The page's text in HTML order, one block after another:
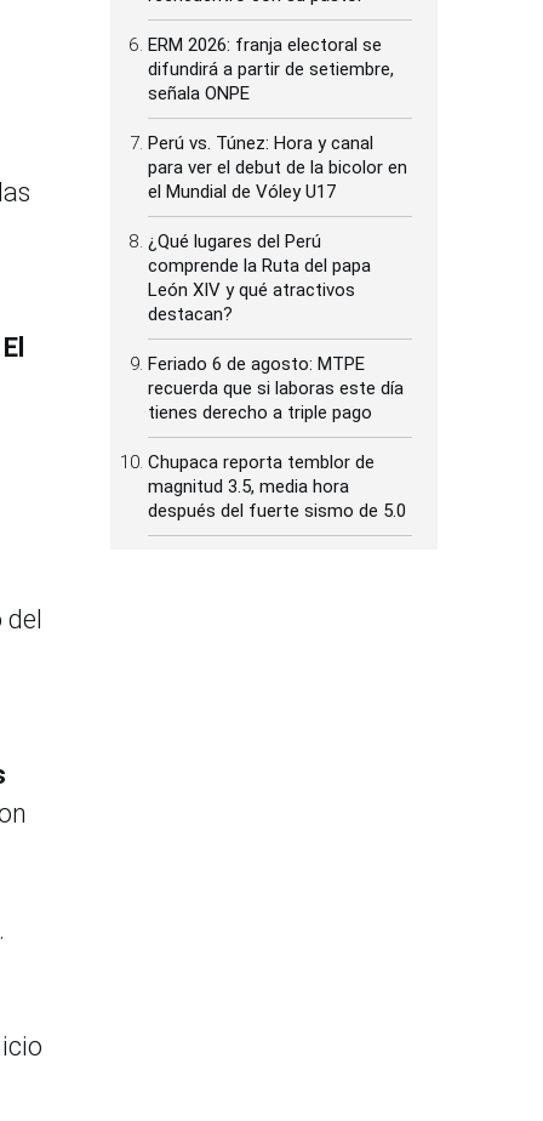
ERM 2026: franja electoral se
difundirá a partir de setiembre,
señala ONPE
Perú vs. Túnez: Hora y canal
para ver el debut de la bicolor en
el Mundial de Vóley U17
¿Qué lugares del Perú
comprende la Ruta del papa
León XIV y qué atractivos
destacan?
Feriado 6 de agosto: MTPE
recuerda que si laboras este día
tienes derecho a triple pago
Chupaca reporta temblor de
magnitud 3.5, media hora
después del fuerte sismo de 5.0